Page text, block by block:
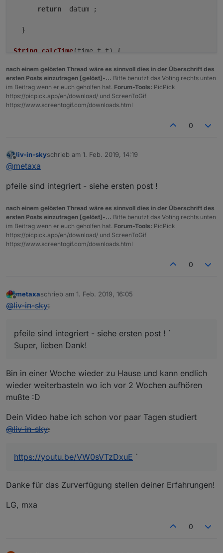
return
  datum ;
  }
String calcTime(time_t t) {
Stunde = (summertime(t, 0)) ? Stunde + 1 : Stunde
if (Stunde > 23) Stunde = Stunde - 24;
return
String (( Stunde < ) ? "0"
}
time_t t, byte tzHours
if (month(t) == 3 && (hour(t) +
return
return false;
nach einem gelösten Thread wäre es sinnvoll dies in der Überschrift des
ersten Posts einzutragen [gelöst]-... Bitte benutzt das Voting rechts unten
im Beitrag wenn er euch geholfen hat. Forum-Tools: PicPick
https://picpick.app/en/download/ und ScreenToGif
https://www.screentogif.com/downloads.html
0
Offline
liv-in-skyschrieb am 1. Feb. 2019, 14:19
zuletzt editiert von
@metaxa
pfeile sind integriert - siehe ersten post !
nach einem gelösten Thread wäre es sinnvoll dies in der Überschrift des
ersten Posts einzutragen [gelöst]-... Bitte benutzt das Voting rechts unten
im Beitrag wenn er euch geholfen hat. Forum-Tools: PicPick
https://picpick.app/en/download/ und ScreenToGif
https://www.screentogif.com/downloads.html
0
Offline
metaxaschrieb am 1. Feb. 2019, 16:05
zuletzt editiert von
@liv-in-sky:
pfeile sind integriert - siehe ersten post ! `
Super, lieben Dank!
Bin in einer Woche wieder zu Hause und kann endlich
wieder weiterbasteln wo ich vor 2 Wochen aufhören
mußte :D
Dein Video habe ich schon vor paar Tagen studiert
@liv-in-sky:
https://youtu.be/VW0sVTzDxuE `
Danke für das Zurverfügung stellen deiner Erfahrungen!
LG, mxa
0